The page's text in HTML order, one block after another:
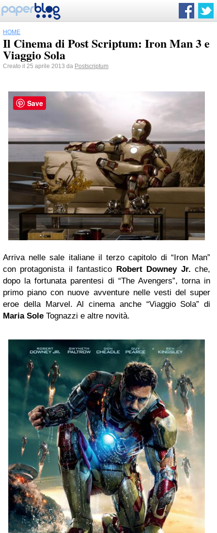
HOME
Il Cinema di Post Scriptum: Iron Man 3 e
Viaggio Sola
Creato il 25 aprile 2013 da Postscriptum
Arriva nelle sale italiane il terzo capitolo di “Iron Man”
con protagonista il fantastico Robert Downey Jr. che,
dopo la fortunata parentesi di “The Avengers”, torna in
primo piano con nuove avventure nelle vesti del super
eroe della Marvel. Al cinema anche “Viaggio Sola” di
Maria Sole Tognazzi e altre novità.
Save